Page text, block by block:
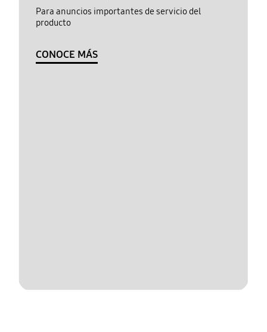
Para anuncios importantes de servicio del
producto
CONOCE MÁS